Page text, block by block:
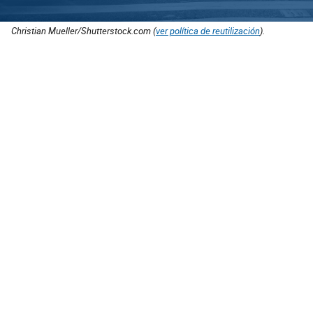
Christian Mueller/Shutterstock.com (ver política de reutilización).